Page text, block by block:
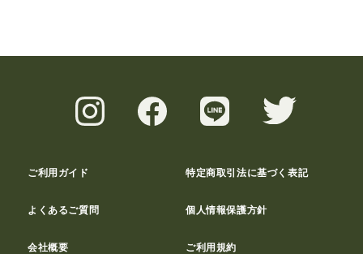
ご利用ガイド 特定商取引法に基づく表記
よくあるご質問 個人情報保護方針
会社概要 ご利用規約